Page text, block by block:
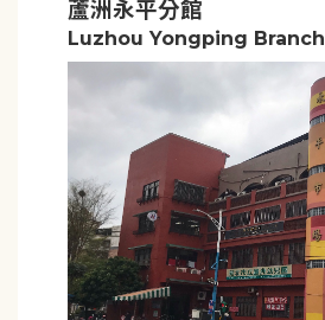
蘆洲永平分館
Luzhou Yongping Branch